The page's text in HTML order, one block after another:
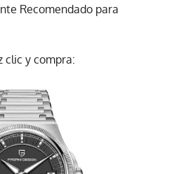
Recomendado para
clic y compra: